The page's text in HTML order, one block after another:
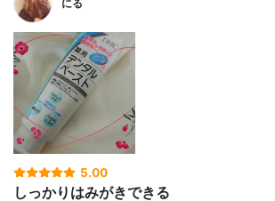
にる
5.00
しっかりはみがきできる